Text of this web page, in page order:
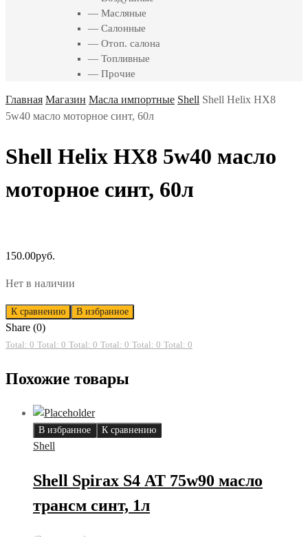
— Масляные
— Салонные
— Отоп. салона
— Топливные
— Прочие
Главная Магазин Масла импортные Shell Shell Helix HX8
5w40 масло моторное синт, 60л
Shell Helix HX8 5w40 масло
моторное синт, 60л
150.00руб.
Нет в наличии
К сравнению В избранное
Share (0)
Total: 0 Total: 0 Total: 0 Total: 0 Total: 0 Total: 0
Похожие товары
В избранное К сравнению
Shell
Shell Spirax S4 АТ 75w90 масло
трансм синт, 1л